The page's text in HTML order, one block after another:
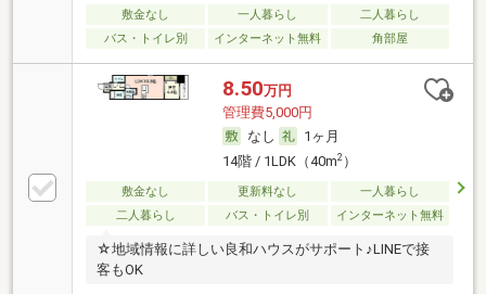
敷金なし 一人暮らし
二人暮らし
バス・トイレ別
インターネット無料 角部屋
8.50万円
管理費5,000円
なし
1ヶ月
14階 / 1LDK（40m2）
敷金なし 更新料なし
一人暮らし
二人暮らし
バス・トイレ別 インターネット無料
☆地域情報に詳しい良和ハウスがサポート♪LINEで接
客もOK